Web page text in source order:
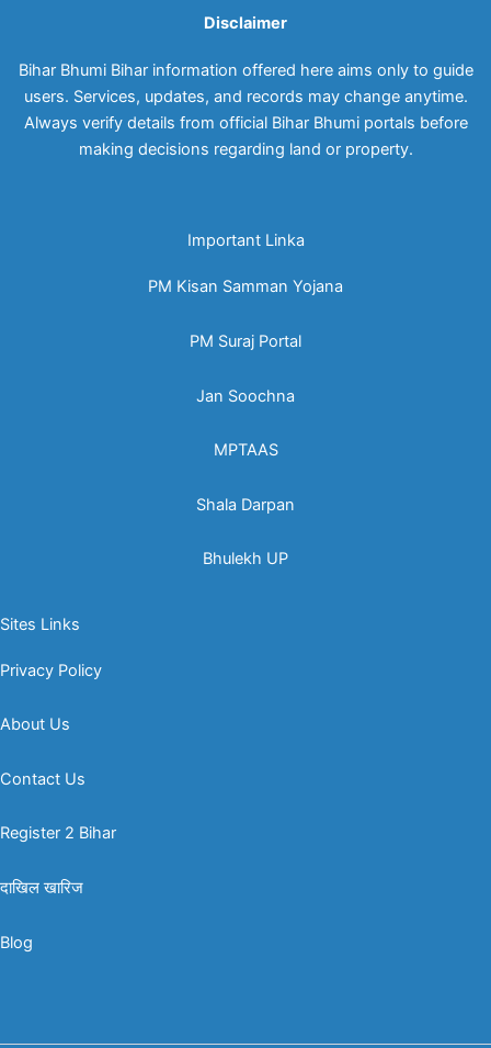
Disclaimer
Bihar Bhumi Bihar information offered here aims only to guide
users. Services, updates, and records may change anytime.
Always verify details from official Bihar Bhumi portals before
making decisions regarding land or property.
Important Linka
PM Kisan Samman Yojana
PM Suraj Portal
Jan Soochna
MPTAAS
Shala Darpan
Bhulekh UP
Sites Links
Privacy Policy
About Us
Contact Us
Register 2 Bihar
दाखिल खारिज
Blog